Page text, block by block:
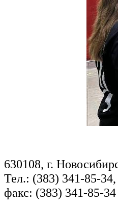
630108, г.
Тел.: (383) 341-85-
факс: (383) 341-85-34